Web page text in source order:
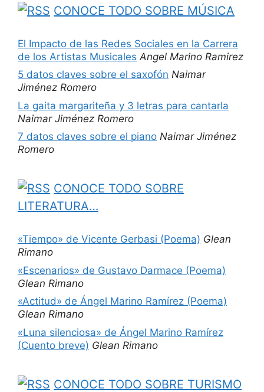
CONOCE TODO SOBRE MÚSICA
El Impacto de las Redes Sociales en la Carrera
de los Artistas Musicales Angel Marino Ramirez
5 datos claves sobre el saxofón Naimar
Jiménez Romero
La gaita margariteña y 3 letras para cantarla
Naimar Jiménez Romero
7 datos claves sobre el piano Naimar Jiménez
Romero
CONOCE TODO SOBRE
LITERATURA…
«Tiempo» de Vicente Gerbasi (Poema) Glean
Rimano
«Escenarios» de Gustavo Darmace (Poema)
Glean Rimano
«Actitud» de Ángel Marino Ramírez (Poema)
Glean Rimano
«Luna silenciosa» de Ángel Marino Ramírez
(Cuento breve) Glean Rimano
CONOCE TODO SOBRE TURISMO